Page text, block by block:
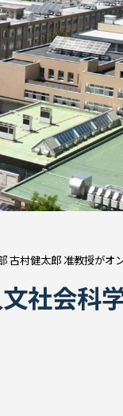
古村健太郎 准教授がオ
社会科